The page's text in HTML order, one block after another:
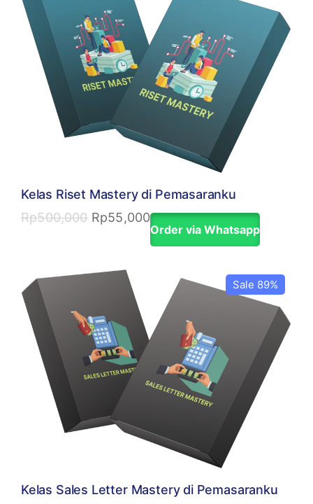
Kelas Riset Mastery di Pemasaranku
Rp500,000 Rp55,000
Order via Whatsapp
Sale 89%
Kelas Sales Letter Mastery di Pemasaranku